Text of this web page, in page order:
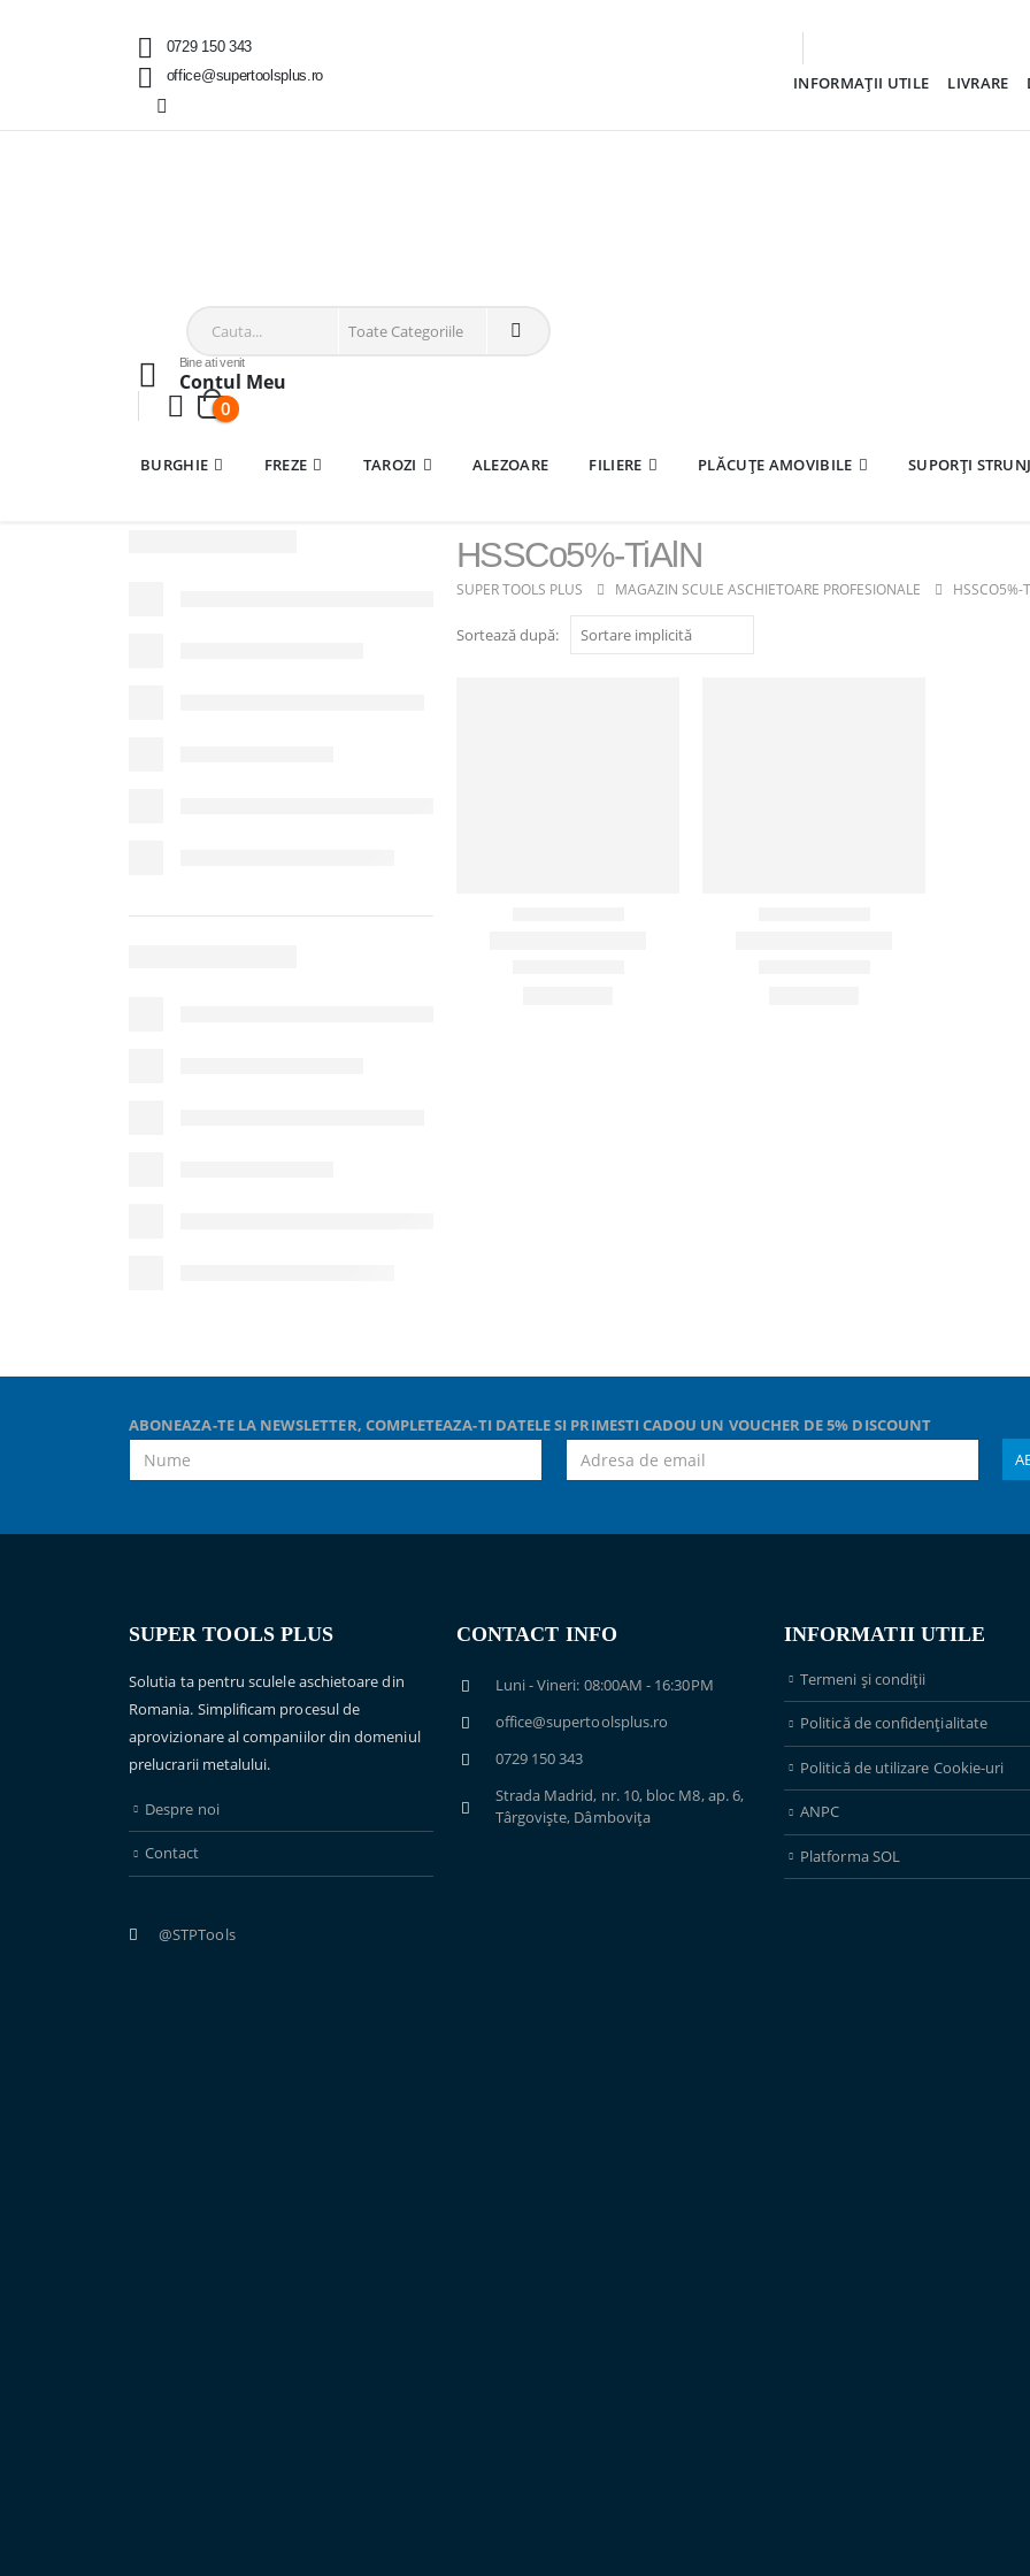
0729 150 343
office@supertoolsplus.ro
INFORMAȚII UTILE LIVRARE
Bine ati venit
Contul Meu
0
BURGHIE FREZE TAROZI ALEZOARE FILIERE PLĂCUȚE AMOVIBILE SUPORȚI
HSSCo5%-TiAlN
SUPER TOOLS PLUS MAGAZIN SCULE ASCHIETOARE PROFESIONALE HSSCO5%-
Sortează după:
ABONEAZA-TE LA NEWSLETTER, COMPLETEAZA-TI DATELE SI PRIMESTI CADOU UN VOUCHER DE 5% DISCOUNT
SUPER TOOLS PLUS
Solutia ta pentru sculele aschietoare din
Romania. Simplificam procesul de
aprovizionare al companiilor din domeniul
prelucrarii metalului.
Despre noi
Contact
@STPTools
CONTACT INFO
Luni - Vineri: 08:00AM - 16:30PM
office@supertoolsplus.ro
0729 150 343
Strada Madrid, nr. 10, bloc M8, ap. 6,
Târgoviște, Dâmbovița
INFORMATII UTILE
Termeni și condiții
Politică de confidențialitate
Politică de utilizare Cookie-uri
ANPC
Platforma SOL